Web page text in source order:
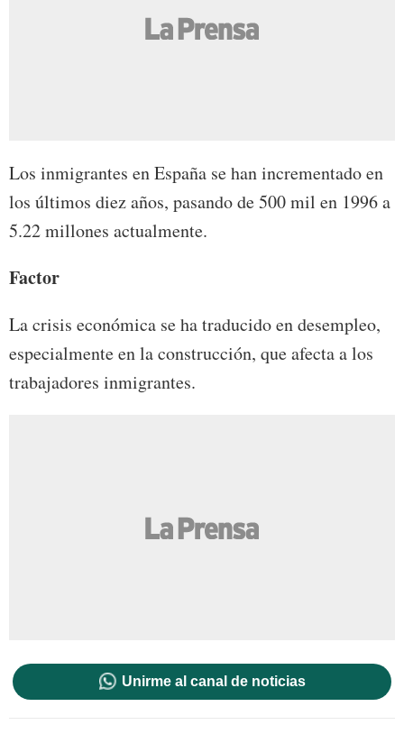
Los inmigrantes en España se han incrementado en
los últimos diez años, pasando de 500 mil en 1996 a
5.22 millones actualmente.
Factor
La crisis económica se ha traducido en desempleo,
especialmente en la construcción, que afecta a los
trabajadores inmigrantes.
Unirme al canal de noticias